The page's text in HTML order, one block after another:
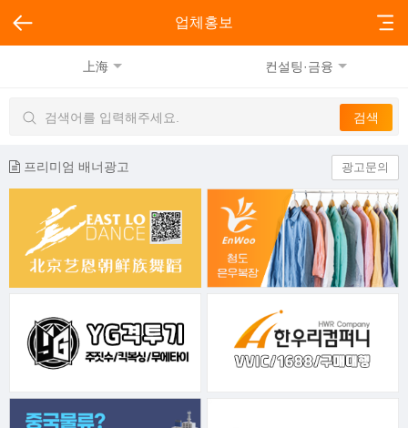
업체홍보
上海 컨설팅·금융
프리미엄 배너광고 광고문의